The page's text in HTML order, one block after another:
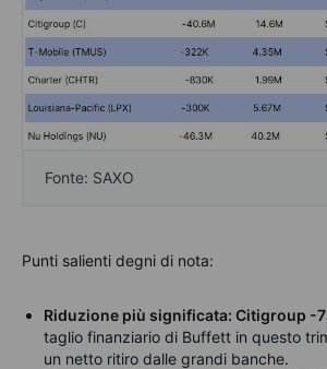
Fonte: SAXO
Punti salienti degni di nota:
Riduzione più significata: Citigroup -
taglio finanziario di Buffett in questo
un netto ritiro dalle grandi banche.